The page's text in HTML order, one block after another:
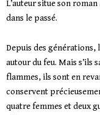
L’auteur situe son
dans le passé.
Depuis des générations,
autour du feu. Mais s’ils
flammes, ils sont en
conservent
quatre femmes et deux